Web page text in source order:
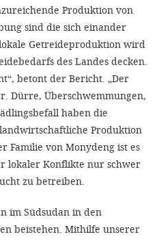
Produktion von
sind die sich einander
Getreideproduktion wird
des Landes decken.
betont der Bericht. „Der
Dürre, Überschwemmungen,
haben die
Produktion
Familie von Monydeng ist es
lokaler Konflikte nur schwer
zu betreiben.
im Südsudan in den
beistehen. Mithilfe unserer